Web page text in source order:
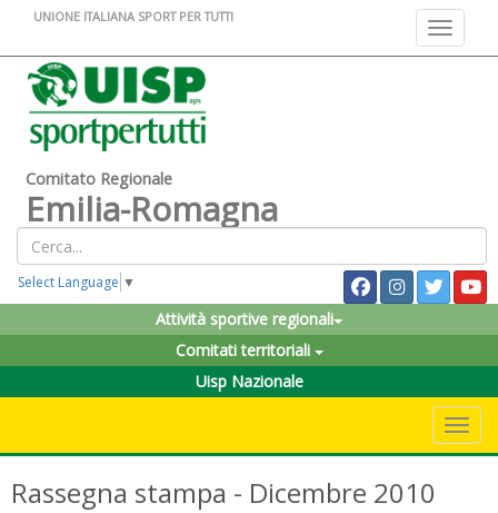
Toggle
UNIONE ITALIANA SPORT PER TUTTI
Comitato Regionale
Emilia-Romagna
Select Language ▼
Attività sportive regionali
Comitati territoriali
Uisp Nazionale
Rassegna stampa - Dicembre 2010